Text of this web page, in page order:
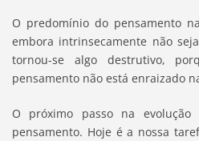
O predomínio do pensamento
embora intrinsecamente não
tornou-se algo destrutivo,
pensamento não está enraizado
O próximo passo na
pensamento. Hoje é a nossa